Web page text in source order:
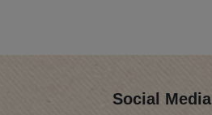
Social Media